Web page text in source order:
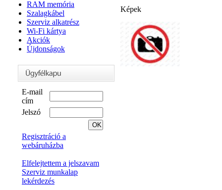
RAM memória
Szalagkábel
Szerviz alkatrész
Wi-Fi kártya
Akciók
Újdonságok
E-mail
cím
Jelszó
Regisztráció a
webáruházba
Elfelejtettem a jelszavam
Szerviz munkalap
lekérdezés
Képek